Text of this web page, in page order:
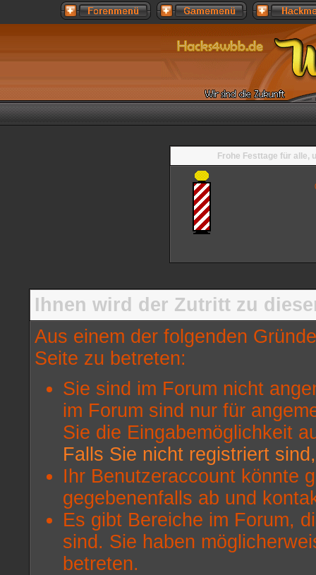
Frohe Festtage für alle,
Ihnen wird der Zutritt zu
Aus einem der folgenden
Seite zu betreten:
Sie sind im Forum nicht
im Forum sind nur für
Sie die Eingabemöglichkeit
Falls Sie nicht registriert
Ihr Benutzeraccount könnte
gegebenenfalls ab und
Es gibt Bereiche im Forum,
sind. Sie haben
betreten.